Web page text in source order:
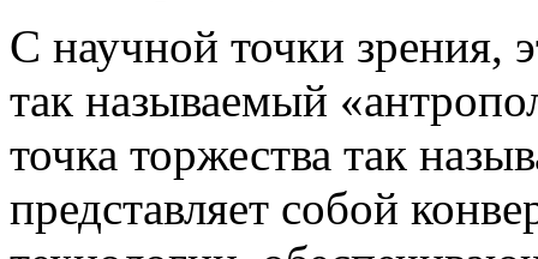
С научной точки зрения,
так называемый
точка торжества так
представляет собой